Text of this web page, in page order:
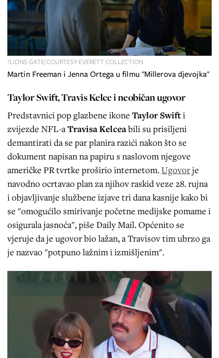
Martin Freeman i Jenna Ortega u filmu "Millerova djevojka"
?LIONS GATE/COURTESY EVERETT COLLECTION
Taylor Swift, Travis Kelce i neobičan ugovor
Predstavnici pop glazbene ikone Taylor Swifti
zvijezde NFL-aTravisa Kelceabili su prisiljeni
demantirati da se par planira razići nakon što se
dokument napisan na papiru s naslovom njegove
američke PR tvrtke proširio internetom.Ugovorje
navodno ocrtavao plan za njihov raskid veze 28. rujna
i objavljivanje službene izjave tri dana kasnije kako bi
se "omogućilo smirivanje početne medijske pomame i
osigurala jasnoća", piše Daily Mail. Općenito se
vjeruje da je ugovor bio lažan, a Travisov tim ubrzo ga
je nazvao "potpuno lažnim i izmišljenim".